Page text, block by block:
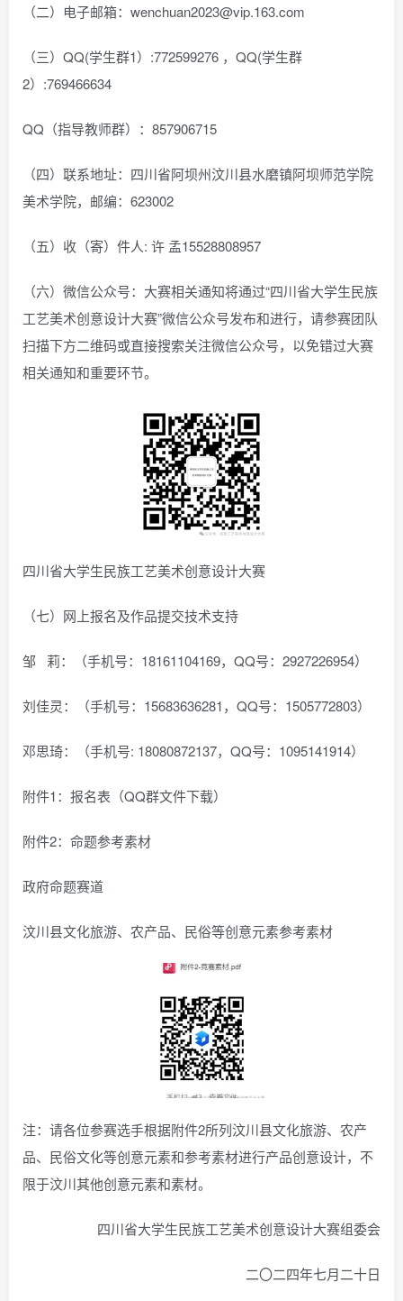
（二）电子邮箱：wenchuan2023@vip.163.com
（三）QQ(学生群1）:772599276 ，QQ(学生群
2）:769466634
QQ（指导教师群）：857906715
（四）联系地址：四川省阿坝州汶川县水磨镇阿坝师范学院
美术学院，邮编：623002
（五）收（寄）件人: 许 孟15528808957
（六）微信公众号：大赛相关通知将通过“四川省大学生民族
工艺美术创意设计大赛”微信公众号发布和进行，请参赛团队
扫描下方二维码或直接搜索关注微信公众号，以免错过大赛
相关通知和重要环节。
四川省大学生民族工艺美术创意设计大赛
（七）网上报名及作品提交技术支持
邹 莉：（手机号：18161104169，QQ号：2927226954）
刘佳灵：（手机号：15683636281，QQ号：1505772803）
邓思琦：（手机号: 18080872137，QQ号：1095141914）
附件1：报名表（QQ群文件下载）
附件2：命题参考素材
政府命题赛道
汶川县文化旅游、农产品、民俗等创意元素参考素材
注：请各位参赛选手根据附件2所列汶川县文化旅游、农产
品、民俗文化等创意元素和参考素材进行产品创意设计，不
限于汶川其他创意元素和素材。
四川省大学生民族工艺美术创意设计大赛组委会
二〇二四年七月二十日